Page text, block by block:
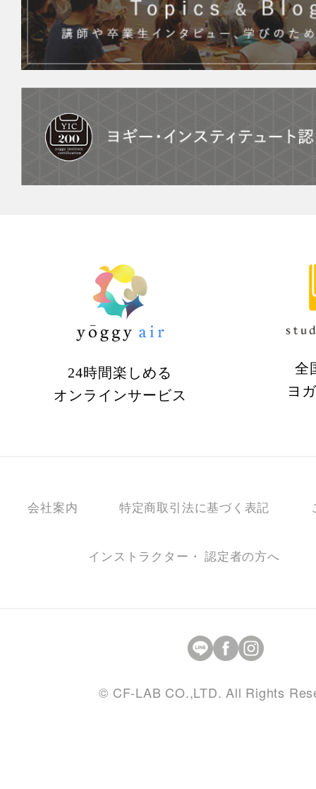
24時間楽しめる
オンラインサービス
全
ヨ
会社案内 特定商取引法に基づく表記
インストラクター・ 認定者の方へ
© CF-LAB CO.,LTD. All Rights